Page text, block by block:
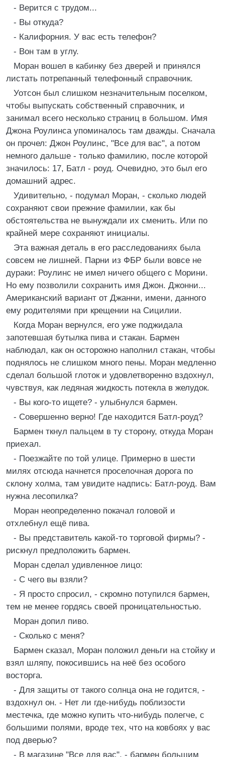
- Верится с трудом...
- Вы откуда?
- Калифорния. У вас есть телефон?
- Вон там в углу.
Моран вошел в кабинку без дверей и принялся
листать потрепанный телефонный справочник.
Уотсон был слишком незначительным поселком,
чтобы выпускать собственный справочник, и
занимал всего несколько страниц в большом. Имя
Джона Роулинса упоминалось там дважды. Сначала
он прочел: Джон Роулинс, "Все для вас", а потом
немного дальше - только фамилию, после которой
значилось: 17, Батл - роуд. Очевидно, это был его
домашний адрес.
Удивительно, - подумал Моран, - сколько людей
сохраняют свои прежние фамилии, как бы
обстоятельства не вынуждали их сменить. Или по
крайней мере сохраняют инициалы.
Эта важная деталь в его расследованиях была
совсем не лишней. Парни из ФБР были вовсе не
дураки: Роулинс не имел ничего общего с Морини.
Но ему позволили сохранить имя Джон. Джонни...
Американский вариант от Джанни, имени, данного
ему родителями при крещении на Сицилии.
Когда Моран вернулся, его уже поджидала
запотевшая бутылка пива и стакан. Бармен
наблюдал, как он осторожно наполнил стакан, чтобы
поднялось не слишком много пены. Моран медленно
сделал большой глоток и удовлетворенно вздохнул,
чувствуя, как ледяная жидкость потекла в желудок.
- Вы кого-то ищете? - улыбнулся бармен.
- Совершенно верно! Где находится Батл-роуд?
Бармен ткнул пальцем в ту сторону, откуда Моран
приехал.
- Поезжайте по той улице. Примерно в шести
милях отсюда начнется проселочная дорога по
склону холма, там увидите надпись: Батл-роуд. Вам
нужна лесопилка?
Моран неопределенно покачал головой и
отхлебнул ещё пива.
- Вы представитель какой-то торговой фирмы? -
рискнул предположить бармен.
Моран сделал удивленное лицо:
- С чего вы взяли?
- Я просто спросил, - скромно потупился бармен,
тем не менее гордясь своей проницательностью.
Моран допил пиво.
- Сколько с меня?
Бармен сказал, Моран положил деньги на стойку и
взял шляпу, покосившись на неё без особого
восторга.
- Для защиты от такого солнца она не годится, -
вздохнул он. - Нет ли где-нибудь поблизости
местечка, где можно купить что-нибудь полегче, с
большими полями, вроде тех, что на ковбоях у вас
под дверью?
- В магазине "Все для вас", - бармен большим